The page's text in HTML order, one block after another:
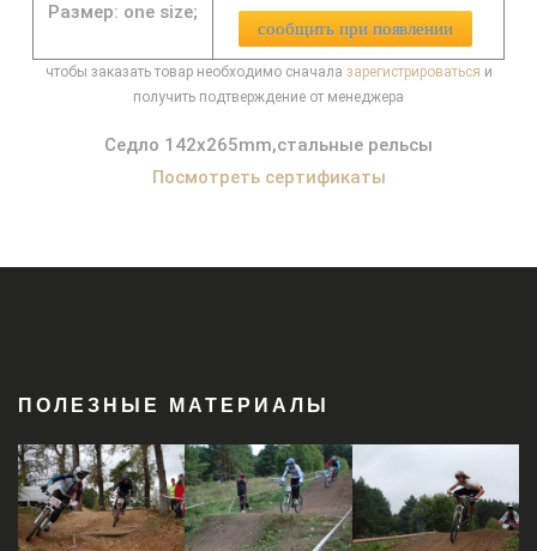
Размер: one size;
сообщить при появлении
чтобы заказать товар необходимо сначала зарегистрироваться и
получить подтверждение от менеджера
Седло 142x265mm,стальные рельсы
Посмотреть сертификаты
ПОЛЕЗНЫЕ МАТЕРИАЛЫ